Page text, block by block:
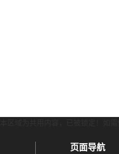
页面导航